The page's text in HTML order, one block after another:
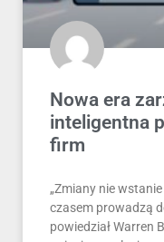
Nowa era
inteligentna
firm
„Zmiany nie
czasem prowadzą
powiedział Warren